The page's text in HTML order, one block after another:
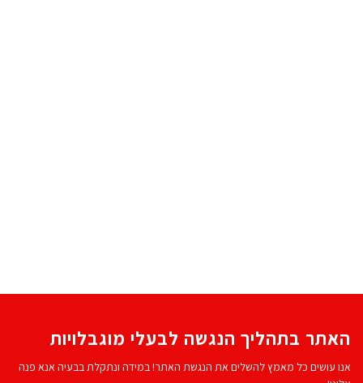
האתר בתהליך הנגשה לבעלי מוגבלויות
אנו עושים כל מאמץ להשלים את הנגשת האתר! במידה ונתקלת בבעיה אנא פנה